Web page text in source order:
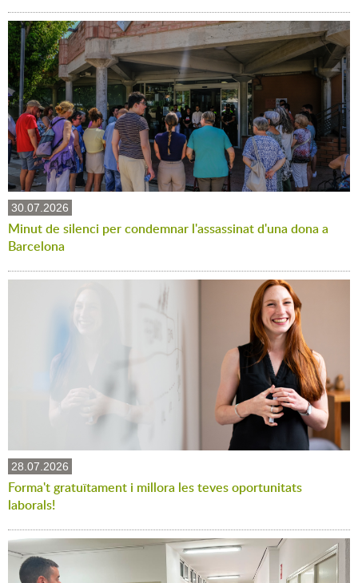
30.07.2026
Minut de silenci per condemnar l'assassinat d'una dona a
Barcelona
28.07.2026
Forma't gratuïtament i millora les teves oportunitats
laborals!